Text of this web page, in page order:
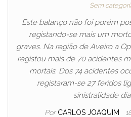
Sem
Este balanço não foi porém
registando-se mais um
graves. Na região de Aveiro a
registou mais de 70 acidentes
mortais. Dos 74 acidentes
registaram-se 27 feridos
sinistralidade dia
Por CARLOS JOAQUIM